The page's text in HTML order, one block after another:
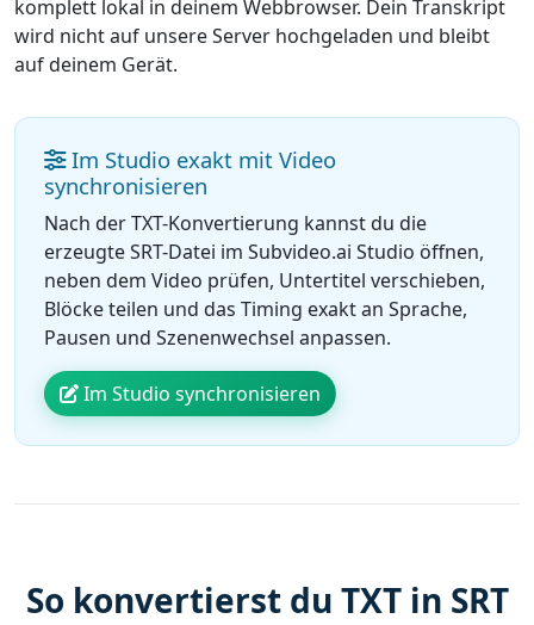
komplett lokal in deinem Webbrowser. Dein Transkript
wird nicht auf unsere Server hochgeladen und bleibt
auf deinem Gerät.
Im Studio exakt mit Video
synchronisieren
Nach der TXT-Konvertierung kannst du die
erzeugte SRT-Datei im Subvideo.ai Studio öffnen,
neben dem Video prüfen, Untertitel verschieben,
Blöcke teilen und das Timing exakt an Sprache,
Pausen und Szenenwechsel anpassen.
Im Studio synchronisieren
So konvertierst du TXT in SRT